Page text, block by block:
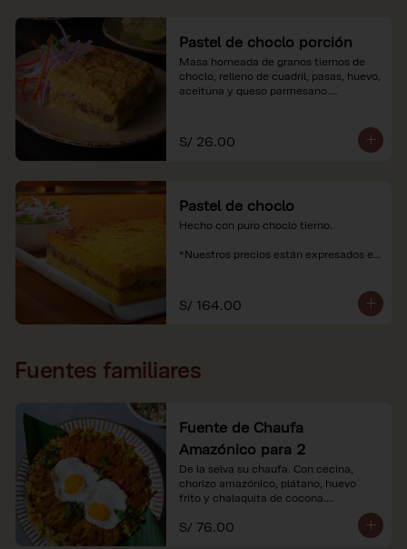
Pastel de choclo porción
Masa horneada de granos tiernos de
choclo, relleno de cuadril, pasas, huevo,
aceituna y queso parmesano.
soles e incluyen impuestos de ley y
recargo al consumo.
S/ 26.00
Pastel de choclo
Hecho con puro choclo tierno.
*Nuestros precios están expresados en
S/ 164.00
Fuentes familiares
Fuente de Chaufa
Amazónico para 2
De la selva su chaufa. Con cecina,
chorizo amazónico, plátano, huevo
frito y chalaquita de cocona.
*Imágenes referenciales.
*Nuestros precios están expresados en
S/ 76.00